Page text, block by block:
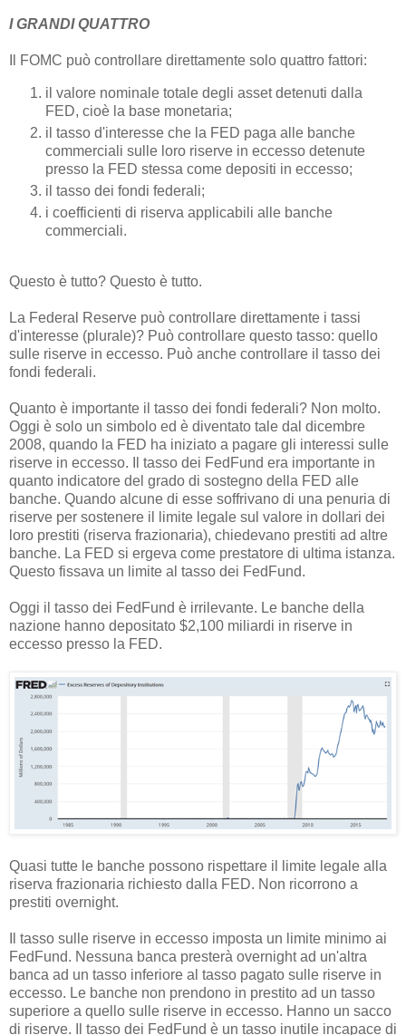
I GRANDI QUATTRO
Il FOMC può controllare direttamente solo quattro fattori:
il valore nominale totale degli asset detenuti dalla
FED, cioè la base monetaria;
il tasso d'interesse che la FED paga alle banche
commerciali sulle loro riserve in eccesso detenute
presso la FED stessa come depositi in eccesso;
il tasso dei fondi federali;
i coefficienti di riserva applicabili alle banche
commerciali.
Questo è tutto? Questo è tutto.
La Federal Reserve può controllare direttamente i tassi
d'interesse (plurale)? Può controllare questo tasso: quello
sulle riserve in eccesso. Può anche controllare il tasso dei
fondi federali.
Quanto è importante il tasso dei fondi federali? Non molto.
Oggi è solo un simbolo ed è diventato tale dal dicembre
2008, quando la FED ha iniziato a pagare gli interessi sulle
riserve in eccesso. Il tasso dei FedFund era importante in
quanto indicatore del grado di sostegno della FED alle
banche. Quando alcune di esse soffrivano di una penuria di
riserve per sostenere il limite legale sul valore in dollari dei
loro prestiti (riserva frazionaria), chiedevano prestiti ad altre
banche. La FED si ergeva come prestatore di ultima istanza.
Questo fissava un limite al tasso dei FedFund.
Oggi il tasso dei FedFund è irrilevante. Le banche della
nazione hanno depositato $2,100 miliardi in riserve in
eccesso presso la FED.
Quasi tutte le banche possono rispettare il limite legale alla
riserva frazionaria richiesto dalla FED. Non ricorrono a
prestiti overnight.
Il tasso sulle riserve in eccesso imposta un limite minimo ai
FedFund. Nessuna banca presterà overnight ad un'altra
banca ad un tasso inferiore al tasso pagato sulle riserve in
eccesso. Le banche non prendono in prestito ad un tasso
superiore a quello sulle riserve in eccesso. Hanno un sacco
di riserve. Il tasso dei FedFund è un tasso inutile incapace di